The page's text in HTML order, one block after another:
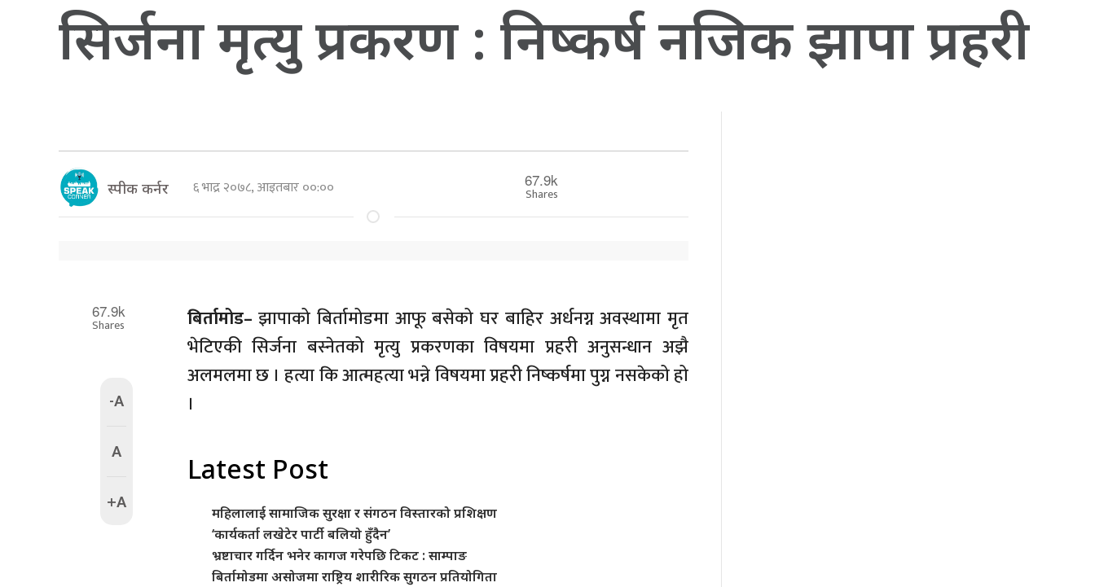
सिर्जना मृत्यु प्रकरण : निष्कर्ष नजिक झापा प्रहरी
स्पीक कर्नर ६ भाद्र २०७८, आइतबार ००:०० 67.9k
Shares
67.9k
Shares
-A
A
+A
बिर्तामोड– झापाको बिर्तामोडमा आफू बसेको घर बाहिर अर्धनग्न अवस्थामा मृत
भेटिएकी सिर्जना बस्नेतको मृत्यु प्रकरणका विषयमा प्रहरी अनुसन्धान अझै
अलमलमा छ । हत्या कि आत्महत्या भन्ने विषयमा प्रहरी निष्कर्षमा पुग्न नसकेको हो
।
Latest Post
महिलालाई सामाजिक सुरक्षा र संगठन विस्तारको प्रशिक्षण
‘कार्यकर्ता लखेटेर पार्टी बलियो हुँदैन’
भ्रष्टाचार गर्दिन भनेर कागज गरेपछि टिकट : साम्पाङ
बिर्तामोडमा असोजमा राष्ट्रिय शारीरिक सुगठन प्रतियोगिता